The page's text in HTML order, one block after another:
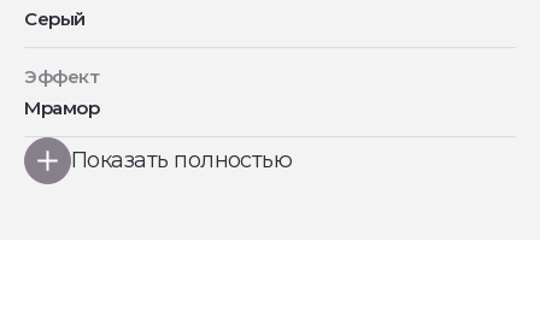
Серый
Эффект
Мрамор
Показать полностью